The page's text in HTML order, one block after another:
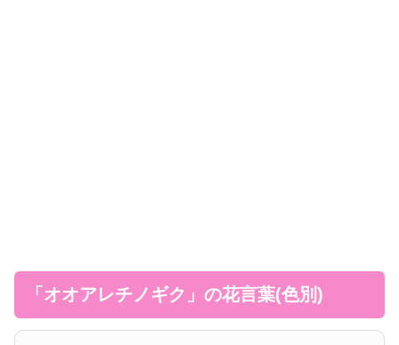
「オオアレチノギク」の花言葉(色別)